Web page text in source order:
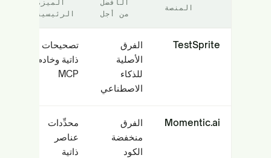
المنصة
الأفضل
من أجل
الميزة
الرئيسية
TestSprite
الفرق
الأصلية
للذكاء
الاصطناعي
تصحيحات
ذاتية وخادم
MCP
Momentic.ai
الفرق
منخفضة
الكود
محدِّدات
عناصر
ذاتية